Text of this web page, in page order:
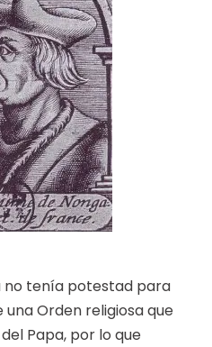
no tenía potestad para
Orden religiosa que
Papa, por lo que